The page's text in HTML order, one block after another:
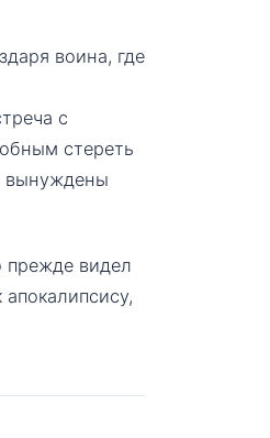
воина, где
с
стереть
вынуждены
прежде видел